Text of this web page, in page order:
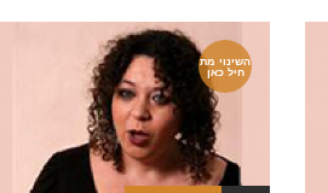
השינוי מת
חיל כאן